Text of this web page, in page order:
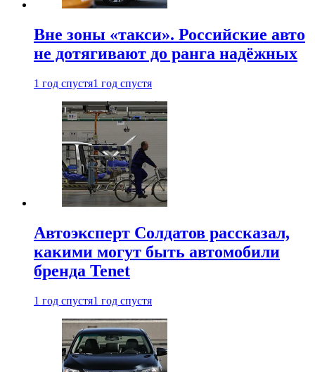
Вне зоны «такси». Российские авто
не дотягивают до ранга надёжных
1 год спустя1 год спустя
Автоэксперт Солдатов рассказал,
какими могут быть автомобили
бренда Tenet
1 год спустя1 год спустя